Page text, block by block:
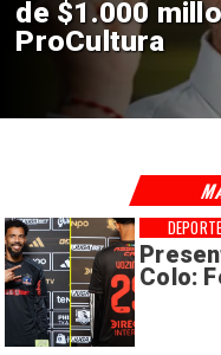
construcción
en El
sísmicos
Colo: